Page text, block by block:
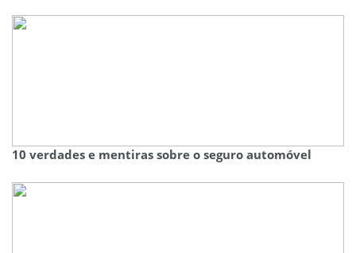
10 verdades e mentiras sobre o seguro automóvel